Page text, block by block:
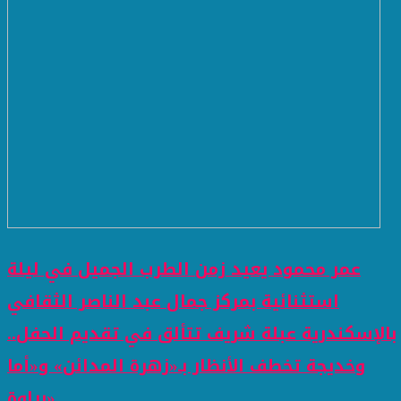
عمر محمود يعيد زمن الطرب الجميل في ليلة
استثنائية بمركز جمال عبد الناصر الثقافي
بالإسكندرية عبلة شريف تتألق في تقديم الحفل..
وخديجة تخطف الأنظار بـ«زهرة المدائن» و«أما